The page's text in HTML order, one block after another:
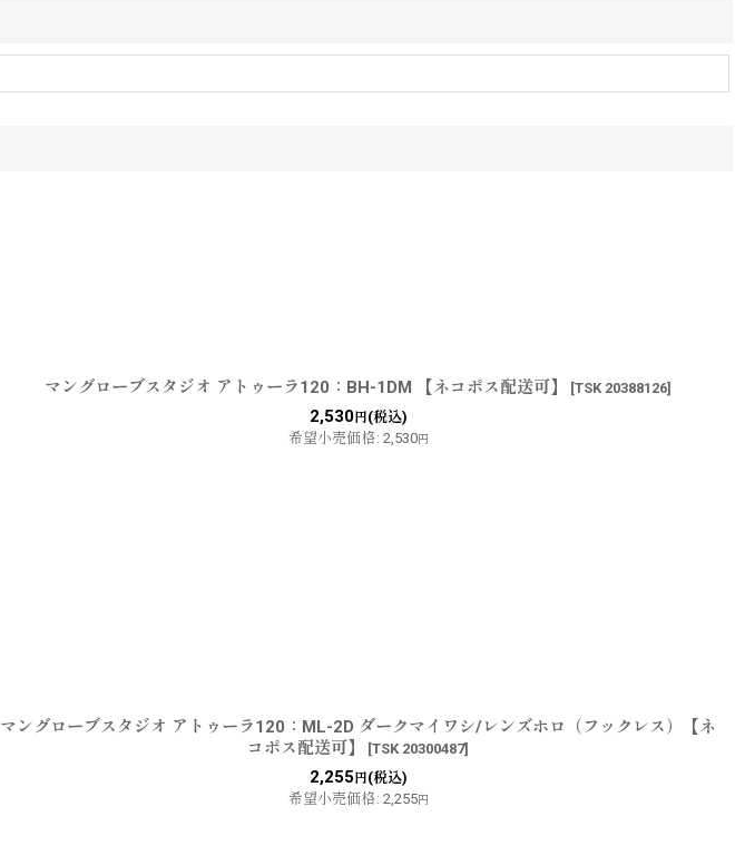
マングローブスタジオ アトゥーラ120：BH-1DM 【ネコポス配送可】 [TSK 20388126]
2,530円(税込)
希望小売価格: 2,530円
マングローブスタジオ アトゥーラ120：ML-2D ダークマイワシ/レンズホロ（フックレス）【ネ
コポス配送可】
[TSK 20300487]
2,255 円(税込)
希望小売価格: 2,255円